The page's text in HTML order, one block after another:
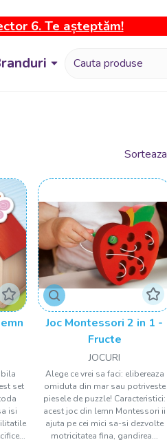
6. Te așteptăm!
Sorteaza
set
isi
Joc Montessori 2 in 1 -
Fructe
JOCURI
Alege ce vrei sa faci: elibereaza
omiduta din mar sau potriveste
piesele de puzzle! Caracteristici:
acest joc din lemn Montessori ii
ajuta pe cei mici sa-si dezvolte
motricitatea fina, gandirea...